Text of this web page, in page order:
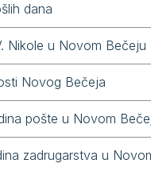
dana
Nikole u Novom Bečeju
Novog Bečeja
pošte u Novom
zadrugarstva u